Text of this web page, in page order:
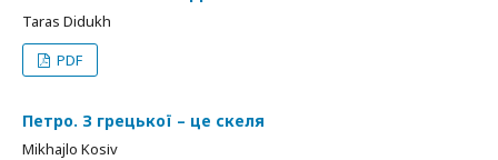
Taras Didukh
PDF
Петро. З грецької – це скеля
Mikhajlo Kosіv